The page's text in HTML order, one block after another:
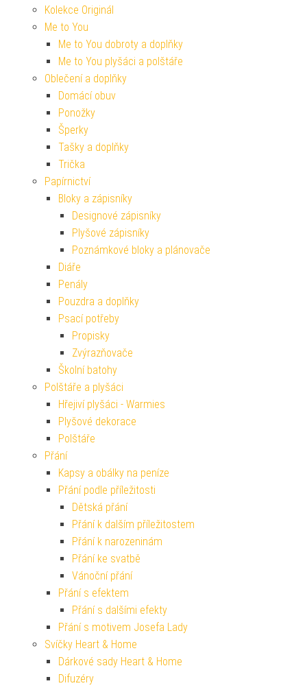
Kolekce Originál
Me to You
Me to You dobroty a doplňky
Me to You plyšáci a polštáře
Oblečení a doplňky
Domácí obuv
Ponožky
Šperky
Tašky a doplňky
Trička
Papírnictví
Bloky a zápisníky
Designové zápisníky
Plyšové zápisníky
Poznámkové bloky a plánovače
Diáře
Penály
Pouzdra a doplňky
Psací potřeby
Propisky
Zvýrazňovače
Školní batohy
Polštáře a plyšáci
Hřejiví plyšáci - Warmies
Plyšové dekorace
Polštáře
Přání
Kapsy a obálky na peníze
Přání podle příležitosti
Dětská přání
Přání k dalším příležitostem
Přání k narozeninám
Přání ke svatbě
Vánoční přání
Přání s efektem
Přání s dalšími efekty
Přání s motivem Josefa Lady
Svíčky Heart & Home
Dárkové sady Heart & Home
Difuzéry